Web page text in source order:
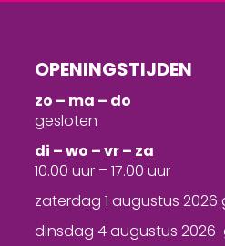
OPENINGSTIJDEN
zo – ma – do
gesloten
di – wo – vr – za
10.00 uur – 17.00 uur
zaterdag 1 augustus 2026
dinsdag 4 augustus 2026